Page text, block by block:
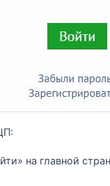
на главной